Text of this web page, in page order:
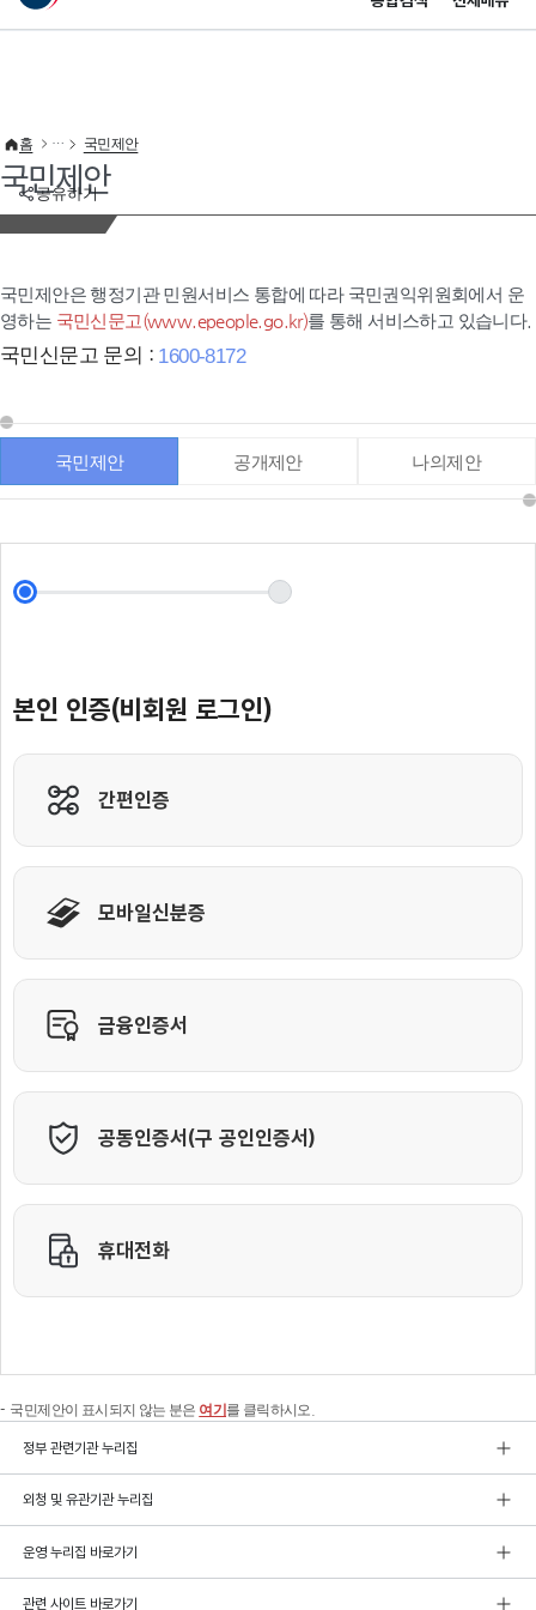
이 누리집은 대한민국 공식 전자정부 누리집입니다.
공유하기
홈 국민제안
국민제안
국민제안은 행정기관 민원서비스 통합에 따라 국민권익위원회에서 운
영하는 국민신문고(www.epeople.go.kr)를 통해 서비스하고 있습니다.
국민신문고 문의 : 1600-8172
국민제안 공개제안 나의제안
국민제안이 표시되지 않는 분은 여기 를 클릭하시오.
정부 관련기관 누리집
외청 및 유관기관 누리집
운영 누리집 바로가기
관련 사이트 바로가기